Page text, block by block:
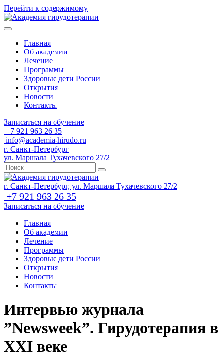
Перейти к содержимому
Главная
Об академии
Лечение
Программы
Здоровые дети России
Открытия
Новости
Контакты
Записаться на обучение
+7 921 963 26 35
info@academia-hirudo.ru
г. Санкт-Петербург
ул. Маршала Тухачевского 27/2
г. Санкт-Петербург, ул. Маршала Тухачевского 27/2
+7 921 963 26 35
Записаться на обучение
Главная
Об академии
Лечение
Программы
Здоровые дети России
Открытия
Новости
Контакты
Интервью журнала
”Newsweek”. Гирудотерапия в
XXI веке